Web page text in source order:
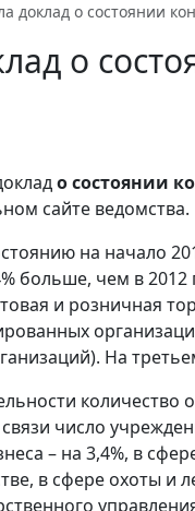
доклад о состоянии
о
о состоянии
сайте ведомства.
на начало
больше, чем в
и розничная
На
количество
число
– на 3,4%, в
в сфере охоты и